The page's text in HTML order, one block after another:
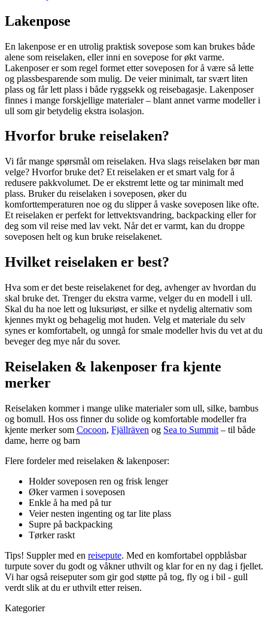
Lakenpose
En lakenpose er en utrolig praktisk sovepose som kan brukes både
alene som reiselaken, eller inni en sovepose for økt varme.
Lakenposer er som regel formet etter soveposen for å være så lette
og plassbesparende som mulig. De veier minimalt, tar svært liten
plass og får lett plass i både ryggsekk og reisebagasje. Lakenposer
finnes i mange forskjellige materialer – blant annet varme modeller i
ull som gir betydelig ekstra isolasjon.
Hvorfor bruke reiselaken?
Vi får mange spørsmål om reiselaken. Hva slags reiselaken bør man
velge? Hvorfor bruke det? Et reiselaken er et smart valg for å
redusere pakkvolumet. De er ekstremt lette og tar minimalt med
plass. Bruker du reiselaken i soveposen, øker du
komforttemperaturen noe og du slipper å vaske soveposen like ofte.
Et reiselaken er perfekt for lettvektsvandring, backpacking eller for
deg som vil reise med lav vekt. Når det er varmt, kan du droppe
soveposen helt og kun bruke reiselakenet.
Hvilket reiselaken er best?
Hva som er det beste reiselakenet for deg, avhenger av hvordan du
skal bruke det. Trenger du ekstra varme, velger du en modell i ull.
Skal du ha noe lett og luksuriøst, er silke et nydelig alternativ som
kjennes mykt og behagelig mot huden. Velg et materiale du selv
synes er komfortabelt, og unngå for smale modeller hvis du vet at du
beveger deg mye når du sover.
Reiselaken & lakenposer fra kjente
merker
Reiselaken kommer i mange ulike materialer som ull, silke, bambus
og bomull. Hos oss finner du solide og komfortable modeller fra
kjente merker som Cocoon, Fjällräven og Sea to Summit – til både
dame, herre og barn
Flere fordeler med reiselaken & lakenposer:
Holder soveposen ren og frisk lenger
Øker varmen i soveposen
Enkle å ha med på tur
Veier nesten ingenting og tar lite plass
Supre på backpacking
Tørker raskt
Tips! Suppler med en reisepute. Med en komfortabel oppblåsbar
turpute sover du godt og våkner uthvilt og klar for en ny dag i fjellet.
Vi har også reiseputer som gir god støtte på tog, fly og i bil - gull
verdt slik at du er uthvilt etter reisen.
Kategorier